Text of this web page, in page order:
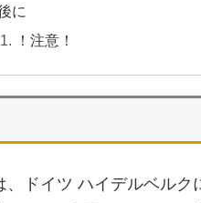
に
！注意！
、ドイツ ハイデルベル